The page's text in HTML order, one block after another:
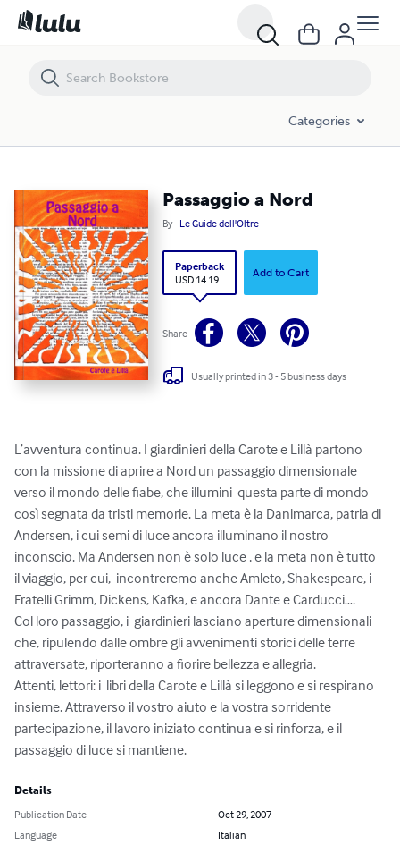
Categories
Passaggio a Nord
By Le Guide dell'Oltre
Paperback
USD 14.19
Add to Cart
Share
Usually printed in 3 - 5 business days
L’avventura continua. I giardinieri della Carote e Lillà partono
con la missione di aprire a Nord un passaggio dimensionale
verso il mondo delle fiabe, che illumini  questa parte di mondo
così segnata da tristi memorie. La meta è la Danimarca, patria di
Andersen, i cui semi di luce ancora illuminano il nostro
inconscio. Ma Andersen non è solo luce , e la meta non è tutto
il viaggio, per cui,  incontreremo anche Amleto, Shakespeare, i
Fratelli Grimm, Dickens, Kafka, e ancora Dante e Carducci….
Col loro passaggio, i  giardinieri lasciano aperture dimensionali
che, ripulendo dalle ombre gli avvenimenti storici delle terre
attraversate, riporteranno a fiorire bellezza e allegria.
Attenti, lettori: i  libri della Carote e Lillà si leggono e si respirano
insieme. Attraverso il vostro aiuto e la vostra sorridente
partecipazione, il lavoro iniziato continua e si rinforza, e il
passaggio di luce si mantiene.
Details
Publication Date
Oct 29, 2007
Language
Italian
Passaggio a Nord